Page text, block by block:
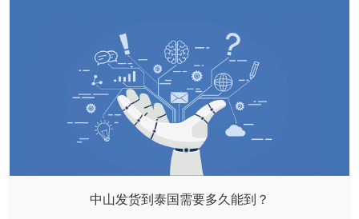
中山发货到泰国需要多久能到？